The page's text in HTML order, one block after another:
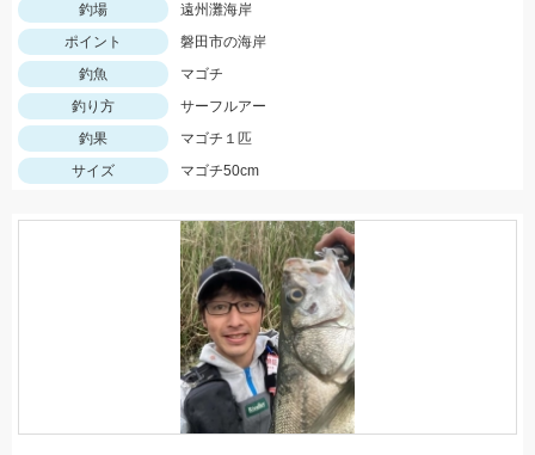
釣場
遠州灘海岸
ポイント
磐田市の海岸
釣魚
マゴチ
釣り方
サーフルアー
釣果
マゴチ１匹
サイズ
マゴチ50cm